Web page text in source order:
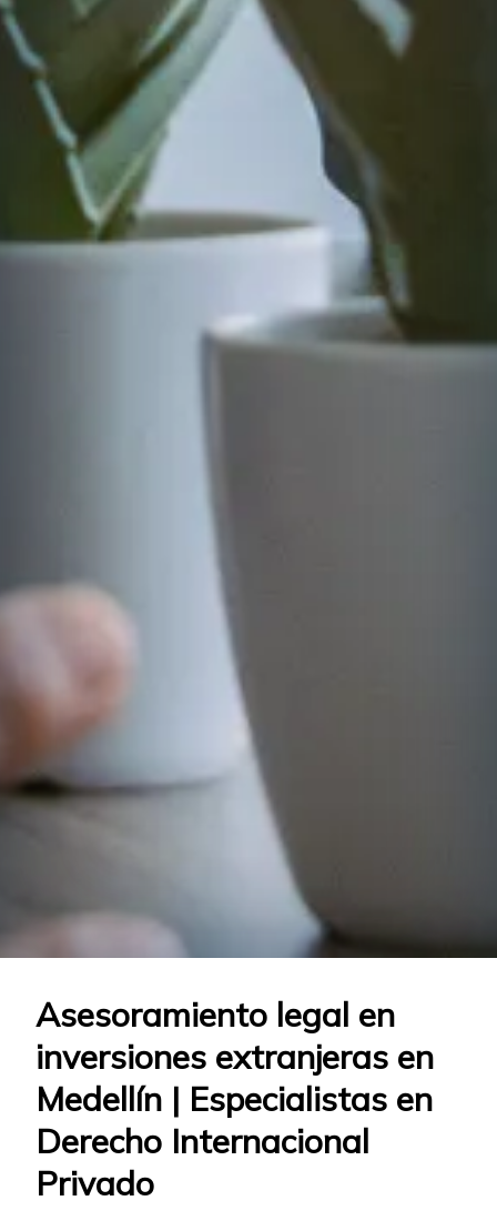
Asesoramiento legal en
inversiones extranjeras en
Medellín | Especialistas en
Derecho Internacional
Privado